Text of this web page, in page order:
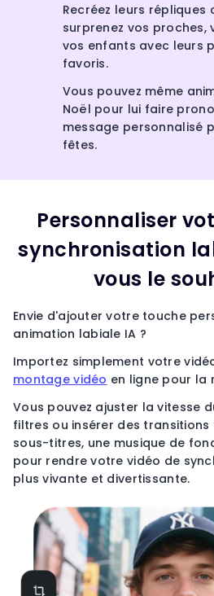
Recréez leurs répliques
surprenez vos proches,
vos enfants avec leurs
favoris.
Vous pouvez même
Noël pour lui faire
message personnalisé
fêtes.
Personnaliser
synchronisation
vous le
Envie d'ajouter votre touche
animation labiale IA ?
Importez simplement votre
montage vidéo en ligne pour la
Vous pouvez ajuster la vitesse
filtres ou insérer des transitions
sous-titres, une musique de
pour rendre votre vidéo de
plus vivante et divertissante.